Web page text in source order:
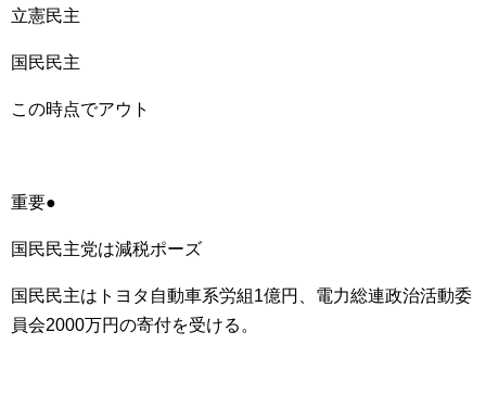
立憲民主
国民民主
この時点でアウト
重要●
国民民主党は減税ポーズ
国民民主はトヨタ自動車系労組1億円、電力総連政治活動委
員会2000万円の寄付を受ける。